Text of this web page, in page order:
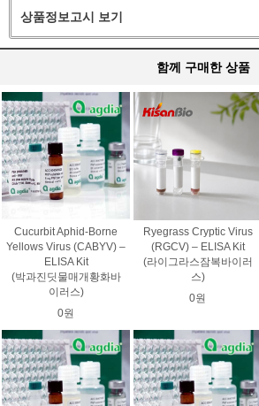
상품정보고시 보기
함께 구매한 상품
Cucurbit Aphid-Borne
Yellows Virus (CABYV) –
ELISA Kit
(박과진딧물매개황화바
이러스)
0원
Ryegrass Cryptic Virus
(RGCV) – ELISA Kit
(라이그라스잠복바이러
스)
0원